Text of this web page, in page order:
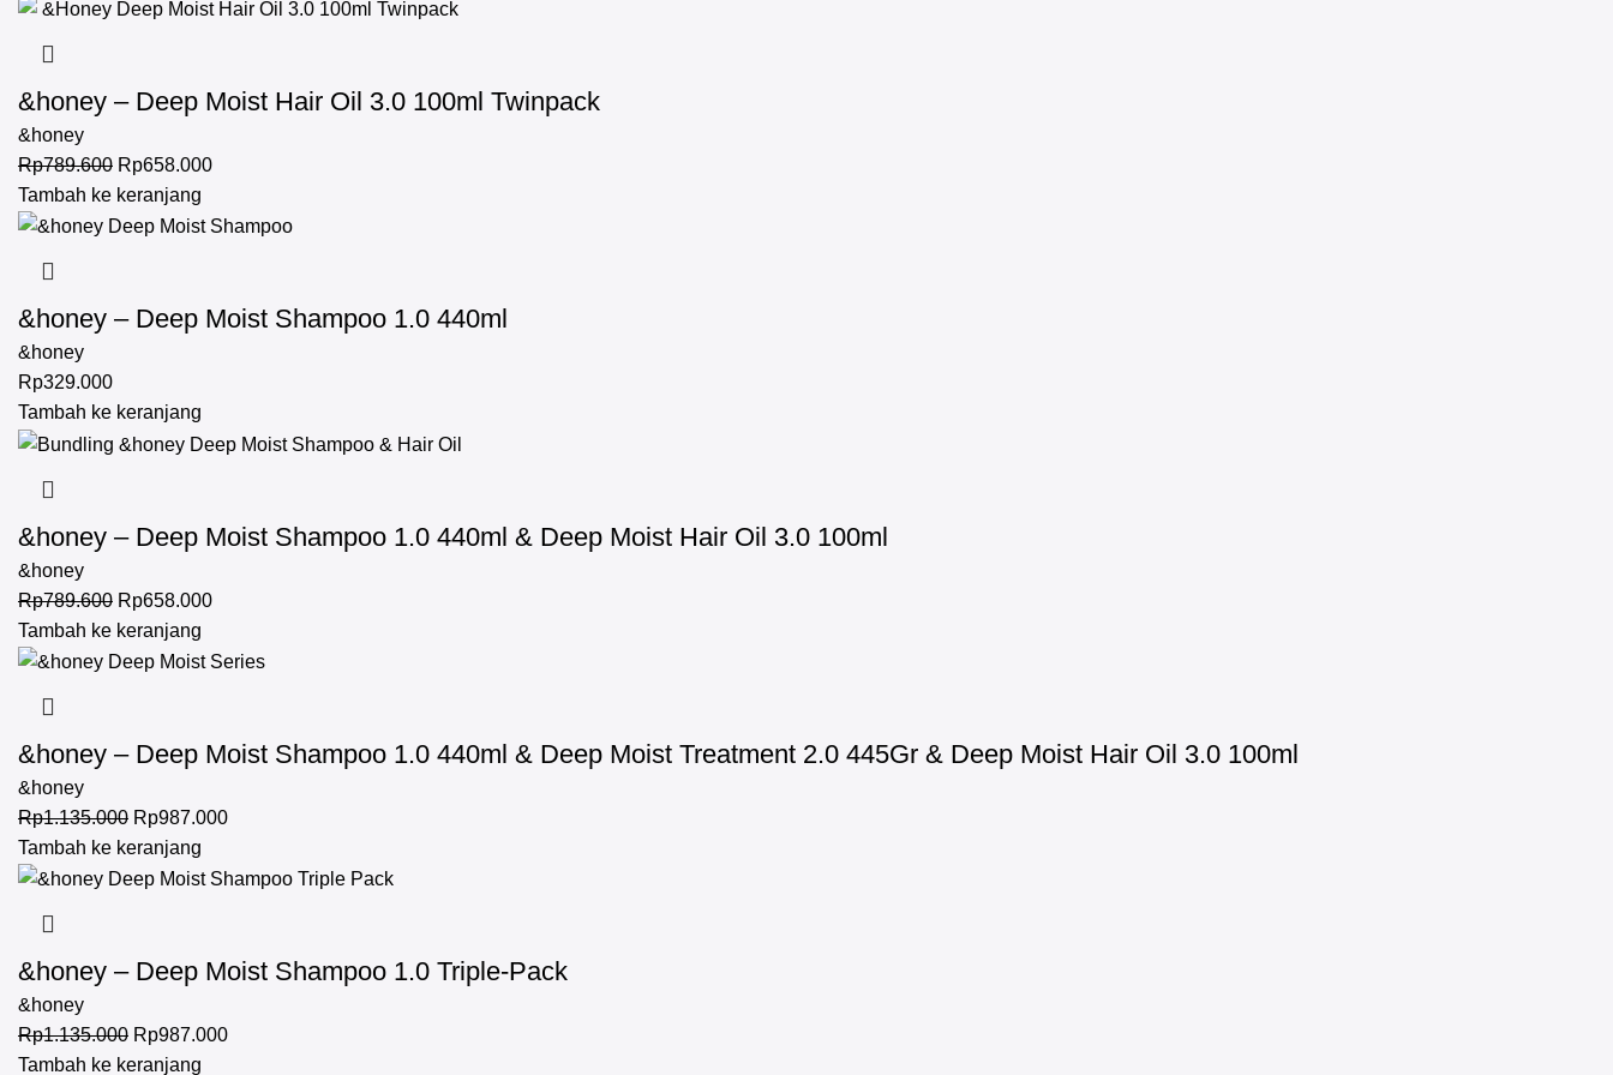
&honey – Deep Moist Hair Oil 3.0 100ml Twinpack
&honey
Rp789.600 Rp658.000
Tambah ke keranjang
&honey – Deep Moist Shampoo 1.0 440ml
&honey
Rp329.000
Tambah ke keranjang
&honey – Deep Moist Shampoo 1.0 440ml & Deep Moist Hair Oil 3.0 100ml
&honey
Rp789.600 Rp658.000
Tambah ke keranjang
&honey – Deep Moist Shampoo 1.0 440ml & Deep Moist Treatment 2.0 445Gr & Deep Moist Hair Oil 3.0 100ml
&honey
Rp1.135.000 Rp987.000
Tambah ke keranjang
&honey – Deep Moist Shampoo 1.0 Triple-Pack
&honey
Rp1.135.000 Rp987.000
Tambah ke keranjang